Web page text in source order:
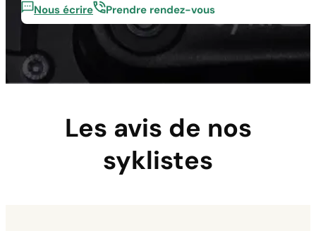
Nous écrire Prendre rendez-vous
Les avis de nos
syklistes